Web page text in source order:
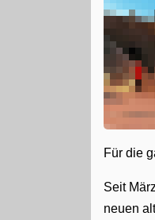
Für die
Seit
neuen